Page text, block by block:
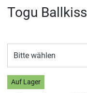
Togu
Bitte wählen
Auf Lager